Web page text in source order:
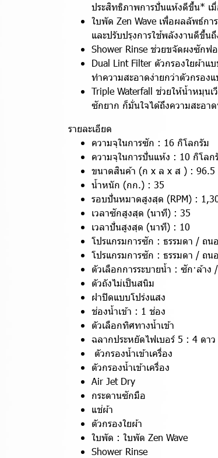
ประสิทธิภาพการปั่นแห้งดีขึ้น* เ
ใบพัด Zen Wave เพื่อผลลัพธ์ก
และปรับปรุงการใช้พลังงานดีขึ้น
Shower Rinse ช่วยขจัดผงซัก
Dual Lint Filter ตัวกรองใยผ้า
ทำความสะอาดง่ายกว่าตัวกรอง
Triple Waterfall ช่วยให้น้ำหมุน
ซักยาก ก็มั่นใจได้ถึงความสะอา
รายละเอียด
ความจุในการซัก : 16 กิโลกรัม
ความจุในการปั่นแห้ง : 10 กิโลก
ขนาดสินค้า (ก x ล x ส ) : 96.5
น้ำหนัก (กก.) : 35
รอบปั่นหมาดสูงสุด (RPM) :
เวลาซักสูงสุด (นาที) : 35
เวลาปั่นสูงสุด (นาที) : 10
โปรแกรมการซัก : ธรรมดา / ถน
โปรแกรมการซัก : ธรรมดา / ถน
ตัวเลือกการระบายน้ำ : ซัก·ล้าง
ตัวถังไม่เป็นสนิม
ฝาปิดแบบโปร่งแสง
ช่องน้ำเข้า : 1 ช่อง
ตัวเลือกทิศทางน้ำเข้า
ฉลากประหยัดไฟเบอร์ 5 : 4 ดาว
ตัวกรองน้ำเข้าเครื่อง
ตัวกรองน้ำเข้าเครื่อง
Air Jet Dry
กระดานซักมือ
แช่ผ้า
ตัวกรองใยผ้า
ใบพัด : ใบพัด Zen Wave
Shower Rinse